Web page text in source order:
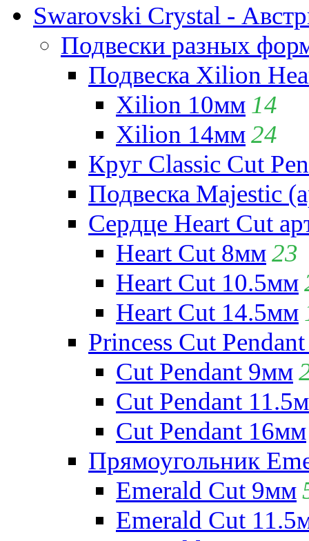
Swarovski Crystal -
Подвески разных
Подвеска Xilion
Xilion 10мм 14
Xilion 14мм24
Круг Classic Cut
Подвеска Majestic
Сердце Heart Cut
Heart Cut 8мм23
Heart Cut 10.5мм
Heart Cut 14.5мм
Princess Cut
Cut Pendant 9мм
Cut Pendant
Cut Pendant 16мм
Прямоугольник
Emerald Cut 9мм
Emerald Cut